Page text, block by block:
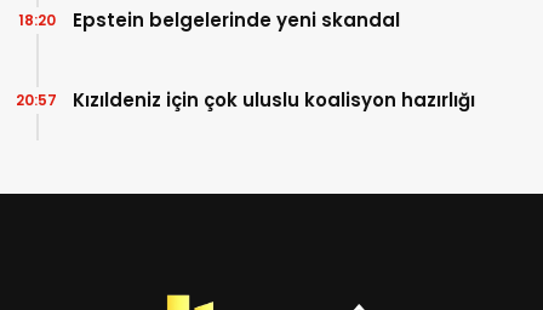
Epstein belgelerinde yeni skandal
18:20
Kızıldeniz için çok uluslu koalisyon hazırlığı
20:57